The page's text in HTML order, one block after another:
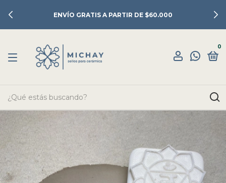
ENVÍO GRATIS A PARTIR DE $60.000
0